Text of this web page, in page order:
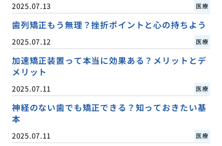
2025.07.13 医療
歯列矯正もう無理？挫折ポイントと心の持ちよう
2025.07.12 医療
加速矯正装置って本当に効果ある？メリットとデ
メリット
2025.07.11 医療
神経のない歯でも矯正できる？知っておきたい基
本
2025.07.11 医療